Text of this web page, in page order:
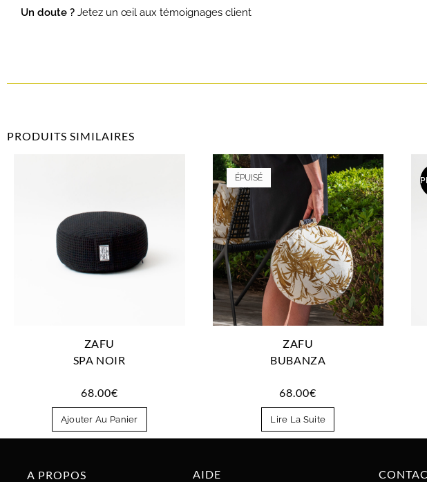
Un doute ? Jetez un œil aux témoignages client
PRODUITS SIMILAIRES
ZAFU
SPA NOIR
68.00€
Ajouter Au Panier
ÉPUISÉ
ZAFU
BUBANZA
68.00€
Lire La Suite
A PROPOS AIDE